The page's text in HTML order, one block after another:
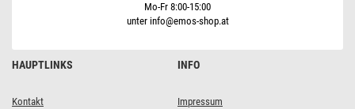
HAUPTLINKS
Kontakt
INFO
Impressum
Mo-Fr 8:00-15:00
unter info@emos-shop.at